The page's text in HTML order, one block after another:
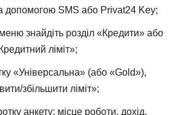
допомогою SMS або Privat24 Key;
знайдіть розділ «Кредити» або
ліміт»;
«Універсальна» (або «Gold»),
збільшити ліміт»;
анкету: місце роботи, дохід,